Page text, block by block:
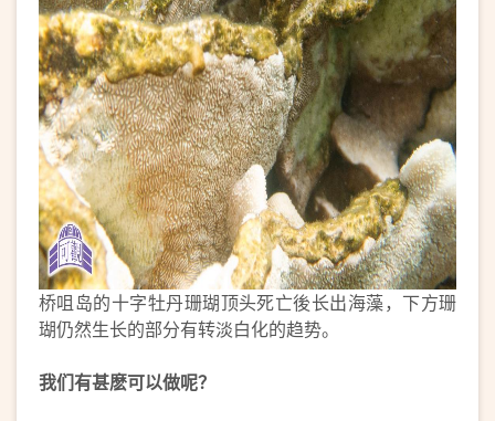
桥咀岛的十字牡丹珊瑚顶头死亡後长出海藻，下方珊
瑚仍然生长的部分有转淡白化的趋势。
我们有甚麽可以做呢？